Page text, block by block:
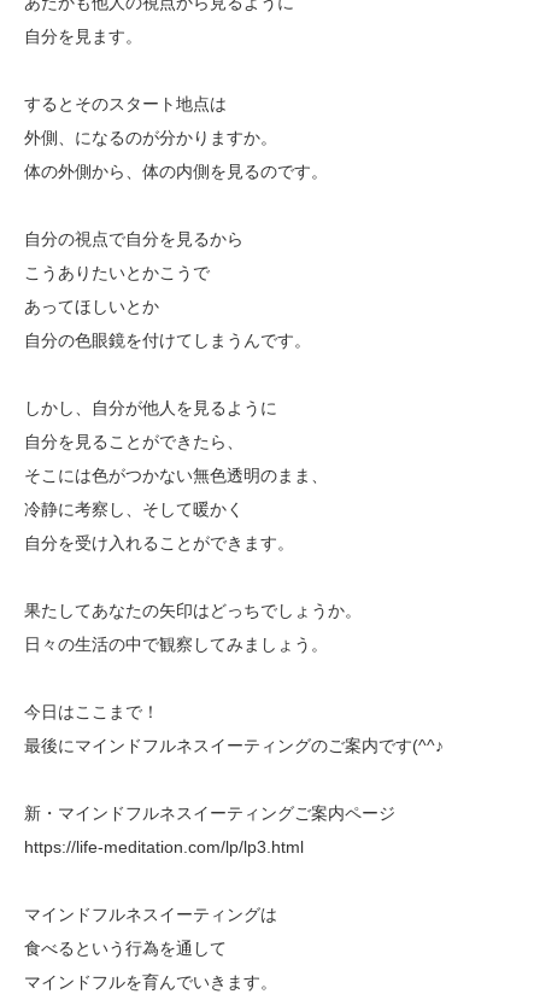
自分を見ます。
するとそのスタート地点は
外側、になるのが分かりますか。
体の外側から、体の内側を見るのです。
自分の視点で自分を見るから
こうありたいとかこうで
あってほしいとか
自分の色眼鏡を付けてしまうんです。
しかし、自分が他人を見るように
自分を見ることができたら、
そこには色がつかない無色透明のまま、
冷静に考察し、そして暖かく
自分を受け入れることができます。
果たしてあなたの矢印はどっちでしょうか。
日々の生活の中で観察してみましょう。
今日はここまで！
最後にマインドフルネスイーティングのご案内です(^^♪
新・マインドフルネスイーティングご案内ページ
https://life-meditation.com/lp/lp3.html
マインドフルネスイーティングは
食べるという行為を通して
マインドフルを育んでいきます。